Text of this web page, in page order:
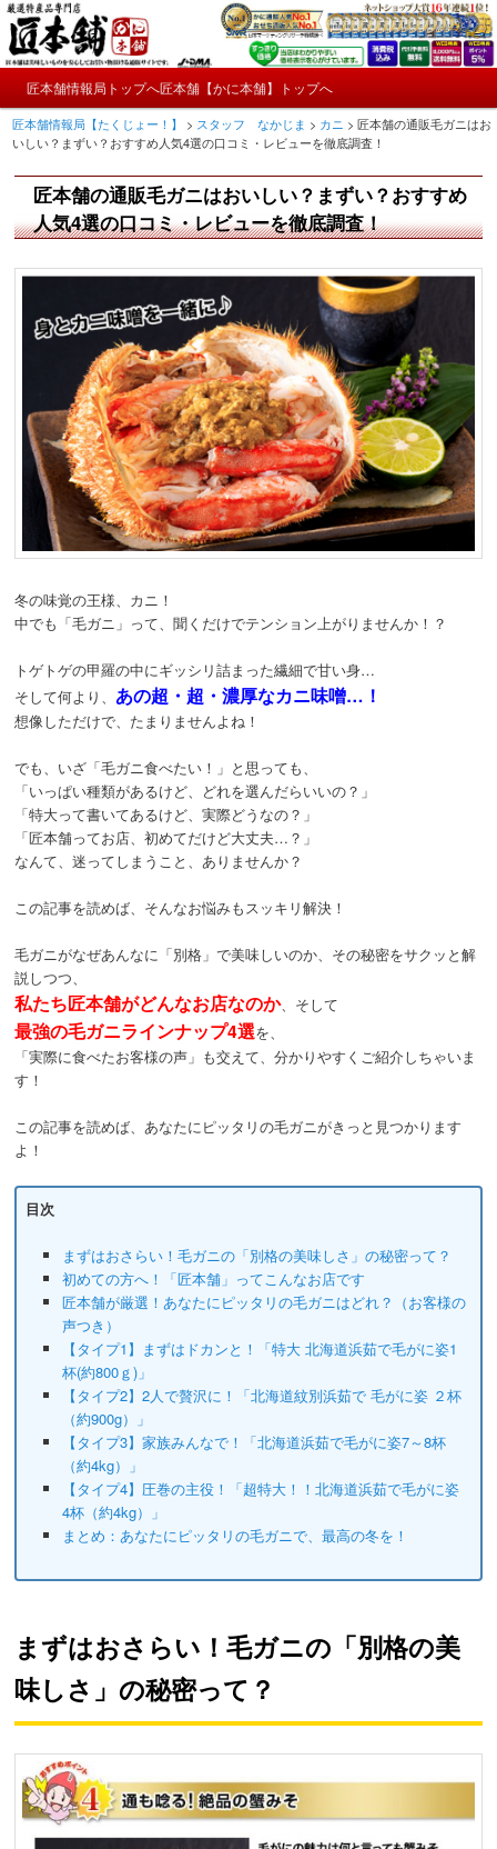
メ
イ
ン
ン
テ
ン
匠本舗情報局【たくじょー！】
かにやおせちについてのおもしろ情報や興味深い記事をお届けします。
ン
メ
メ
イ
ン
コ
へ
移
動
匠本舗情報局トップへ匠本舗【かに本舗】トップへ
匠本舗情報局【たくじょー！】 > スタッフ なかじま > カニ >匠本舗の通販毛ガニはお
いしい？まずい？おすすめ人気4選の口コミ・レビューを徹底調査！
匠本舗の通販毛ガニはおいしい？まずい？おすすめ
人気4選の口コミ・レビューを徹底調査！
冬の味覚の王様、カニ！
中でも「毛ガニ」って、聞くだけでテンション上がりませんか！？
トゲトゲの甲羅の中にギッシリ詰まった繊細で甘い身…
そして何より、 あの超・超・濃厚なカニ味噌…！
想像しただけで、たまりませんよね！
でも、いざ「毛ガニ食べたい！」と思っても、
「いっぱい種類があるけど、どれを選んだらいいの？」
「特大って書いてあるけど、実際どうなの？」
「匠本舗ってお店、初めてだけど大丈夫…？」
なんて、迷ってしまうこと、ありませんか？
この記事を読めば、そんなお悩みもスッキリ解決！
毛ガニがなぜあんなに「別格」で美味しいのか、その秘密をサクッと解
説しつつ、
私たち匠本舗がどんなお店なのか、そして
最強の毛ガニラインナップ4選を、
「実際に食べたお客様の声」も交えて、分かりやすくご紹介しちゃいま
す！
この記事を読めば、あなたにピッタリの毛ガニがきっと見つかります
よ！
目次
まずはおさらい！毛ガニの「別格の美味しさ」の秘密って？
初めての方へ！「匠本舗」ってこんなお店です
匠本舗が厳選！あなたにピッタリの毛ガニはどれ？（お客様の
声つき）
【タイプ1】まずはドカンと！「特大 北海道浜茹で毛がに姿1
杯(約800ｇ)」
【タイプ2】2人で贅沢に！「北海道紋別浜茹で 毛がに姿 ２杯
（約900g）」
【タイプ3】家族みんなで！「北海道浜茹で毛がに姿7～8杯
（約4kg）」
【タイプ4】圧巻の主役！「超特大！！北海道浜茹で毛がに姿
4杯（約4kg）」
まとめ：あなたにピッタリの毛ガニで、最高の冬を！
まずはおさらい！毛ガニの「別格の美
味しさ」の秘密って？